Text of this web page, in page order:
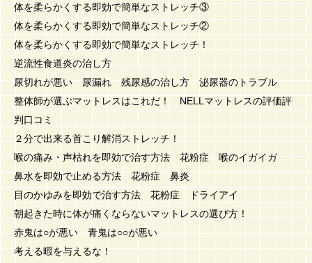
体を柔らかくする即効で簡単なストレッチ③
体を柔らかくする即効で簡単なストレッチ②
体を柔らかくする即効で簡単なストレッチ！
逆流性食道炎の治し方
尿切れが悪い 尿漏れ 残尿感の治し方 泌尿器のトラブル
整体師が選ぶマットレスはこれだ！ NELLマットレスの評価評
判口コミ
２分で出来る首こり解消ストレッチ！
喉の痛み・声枯れを即効で治す方法 花粉症 喉のイガイガ
鼻水を即効で止める方法 花粉症 鼻炎
目のかゆみを即効で治す方法 花粉症 ドライアイ
朝起きた時に体が痛くならないマットレスの選び方！
赤鬼は○が悪い 青鬼は○○が悪い
考える暇を与えるな！